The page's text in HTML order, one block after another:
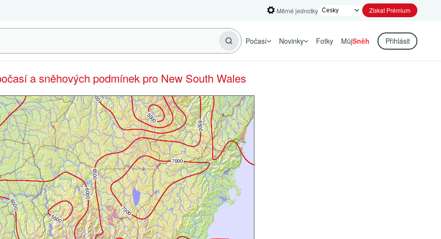
Měrné jednotky Získat Prémium
Počasí Novinky Fotky MůjSněh Přihlásit
počasí a sněhových podmínek pro New South Wales